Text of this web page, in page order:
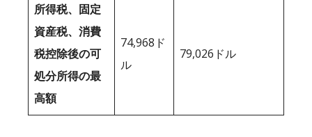
所得税、固定
資産税、消費
税控除後の可
処分所得の最
高額
74,968ド
ル
79,026ドル